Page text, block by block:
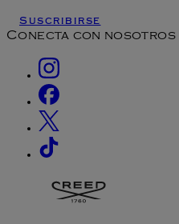
Suscribirse
Conecta con nosotros